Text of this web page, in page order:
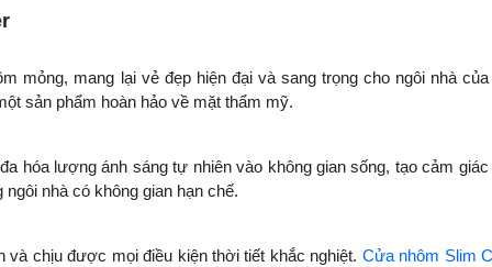
mỏng, mang lại vẻ đẹp hiện đại và sang trọng cho ngôi nhà của
sản phẩm hoàn hảo về mặt thẩm mỹ.
hóa lượng ánh sáng tự nhiên vào không gian sống, tạo cảm giác
nhà có không gian hạn chế.
và chịu được mọi điều kiện thời tiết khắc nghiệt. Cửa nhôm Slim